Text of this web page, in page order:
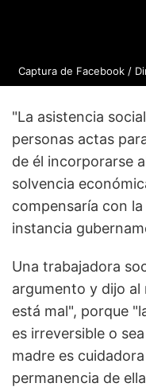
Captura de Facebook/
"La asistencia
personas actas
de él incorporarse
solvencia
compensaría con
instancia
Una trabajadora
argumento y dijo
está mal", porque
es irreversible o
madre es
permanencia de